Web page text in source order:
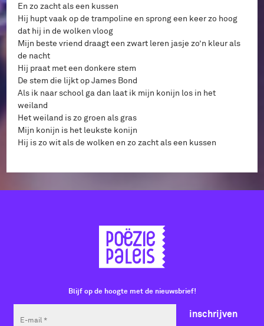
En zo zacht als een kussen
Hij hupt vaak op de trampoline en sprong een keer zo hoog
dat hij in de wolken vloog
Mijn beste vriend draagt een zwart leren jasje zo’n kleur als
de nacht
Hij praat met een donkere stem
De stem die lijkt op James Bond
Als ik naar school ga dan laat ik mijn konijn los in het
weiland
Het weiland is zo groen als gras
Mijn konijn is het leukste konijn
Hij is zo wit als de wolken en zo zacht als een kussen
Blijf op de hoogte met de nieuwsbrief!
inschrijven